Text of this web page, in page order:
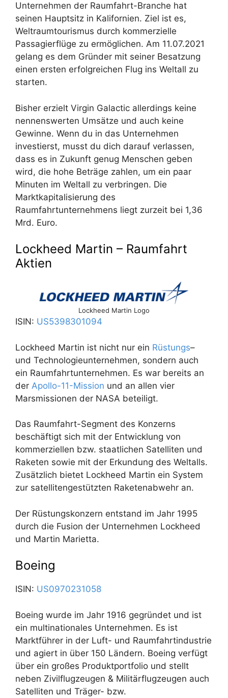
Unternehmen der Raumfahrt-Branche hat
seinen Hauptsitz in Kalifornien. Ziel ist es,
Weltraumtourismus durch kommerzielle
Passagierflüge zu ermöglichen. Am 11.07.2021
gelang es dem Gründer mit seiner Besatzung
einen ersten erfolgreichen Flug ins Weltall zu
starten.
Bisher erzielt Virgin Galactic allerdings keine
nennenswerten Umsätze und auch keine
Gewinne. Wenn du in das Unternehmen
investierst, musst du dich darauf verlassen,
dass es in Zukunft genug Menschen geben
wird, die hohe Beträge zahlen, um ein paar
Minuten im Weltall zu verbringen. Die
Marktkapitalisierung des
Raumfahrtunternehmens liegt zurzeit bei 1,36
Mrd. Euro.
Lockheed Martin – Raumfahrt
Aktien
Lockheed Martin Logo
ISIN: US5398301094
Lockheed Martin ist nicht nur ein Rüstungs–
und Technologieunternehmen, sondern auch
ein Raumfahrtunternehmen. Es war bereits an
der Apollo-11-Mission und an allen vier
Marsmissionen der NASA beteiligt.
Das Raumfahrt-Segment des Konzerns
beschäftigt sich mit der Entwicklung von
kommerziellen bzw. staatlichen Satelliten und
Raketen sowie mit der Erkundung des Weltalls.
Zusätzlich bietet Lockheed Martin ein System
zur satellitengestützten Raketenabwehr an.
Der Rüstungskonzern entstand im Jahr 1995
durch die Fusion der Unternehmen Lockheed
und Martin Marietta.
Boeing
ISIN: US0970231058
Boeing wurde im Jahr 1916 gegründet und ist
ein multinationales Unternehmen. Es ist
Marktführer in der Luft- und Raumfahrtindustrie
und agiert in über 150 Ländern. Boeing verfügt
über ein großes Produktportfolio und stellt
neben Zivilflugzeugen & Militärflugzeugen auch
Satelliten und Träger- bzw.